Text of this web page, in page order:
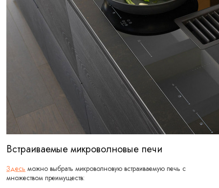
Встраиваемые микроволновые печи
Здесь можно выбрать микроволновую встраиваемую печь с
множеством преимуществ: